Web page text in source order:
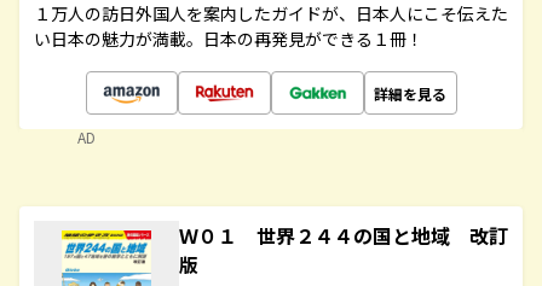
１万人の訪日外国人を案内したガイドが、日本人にこそ伝えた
い日本の魅力が満載。日本の再発見ができる１冊！
詳細を見る
AD
Ｗ０１ 世界２４４の国と地域 改訂
版